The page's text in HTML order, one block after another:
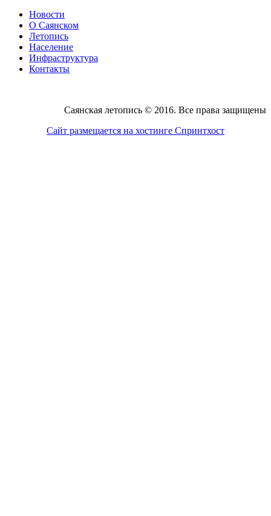
Новости
О Саянском
Летопись
Население
Инфраструктура
Контакты
Саянская летопись © 2016. Все права защищены
Сайт размещается на хостинге Спринтхост